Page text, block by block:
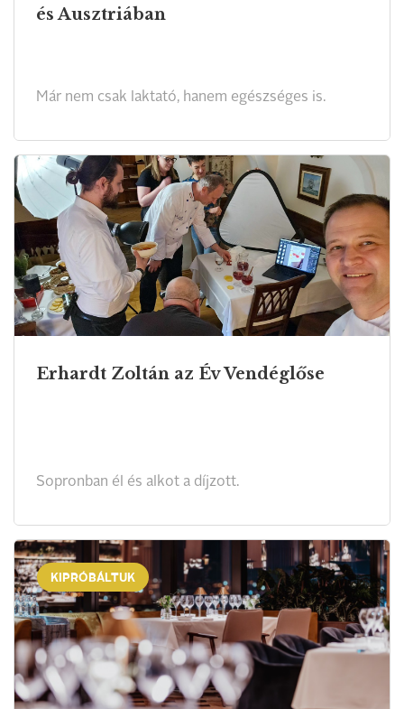
és Ausztriában
Már nem csak laktató, hanem egészséges is.
Erhardt Zoltán az Év Vendéglőse
Sopronban él és alkot a díjzott.
KIPRÓBÁLTUK